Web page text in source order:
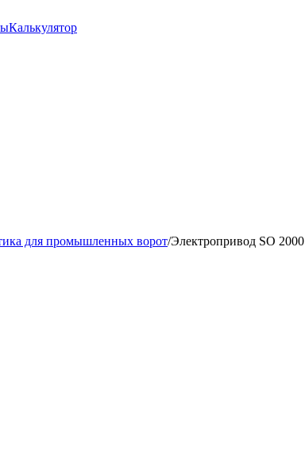
Калькулятор
для промышленных ворот/Электропривод SO 2000